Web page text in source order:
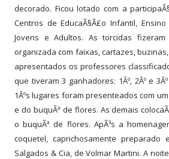
decorado. Ficou lotado com a
Centros de EducaÃ§Ã£o Infantil,
Jovens e Adultos. As torcidas
organizada com faixas, cartazes,
apresentados os professores
que tiveram 3 ganhadores: 1Âº, 2Âº e
1Âºs lugares foram presenteados com
e do buquÃª de flores. As demais
o buquÃª de flores. ApÃ³s a
coquetel, caprichosamente
Salgados & Cia, de Volmar Martini. A